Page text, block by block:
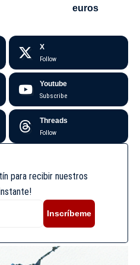
euros
X
Follow
Youtube
Subscribe
Threads
Follow
para recibir nuestros
Inscríbeme